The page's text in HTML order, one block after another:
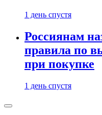
1 день спустя
Россиянам
правила по
при покупке
1 день спустя